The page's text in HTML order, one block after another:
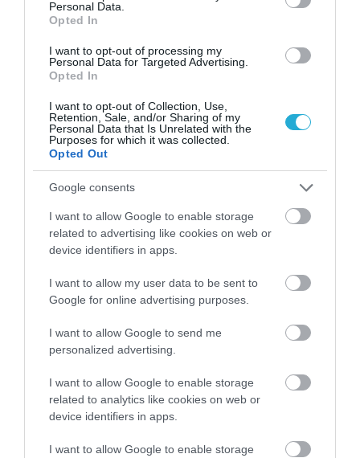
Personal Data.
Opted In
I want to opt-out of processing my
Personal Data for Targeted Advertising.
Opted In
I want to opt-out of Collection, Use,
Retention, Sale, and/or Sharing of my
Personal Data that Is Unrelated with the
Purposes for which it was collected.
Opted Out
Google consents
I want to allow Google to enable storage
related to advertising like cookies on web or
device identifiers in apps.
I want to allow my user data to be sent to
Google for online advertising purposes.
I want to allow Google to send me
personalized advertising.
I want to allow Google to enable storage
related to analytics like cookies on web or
device identifiers in apps.
I want to allow Google to enable storage
06.08.2026 21:06
Μπορούμε να ζήσουμε 194 χρόνια; – Ρώσοι
επιστήμονες εξετάζουν τα θεωρητικά όρια
της ανθρώπινης ζωής
Δεν ήταν μόνο ηθικοί λόγοι: Γιατί
εξαφανίστηκε ο κανιβαλισμός από τις
ανθρώπινες κοινωνίες – Τι δείχνει νέα
έρευνα